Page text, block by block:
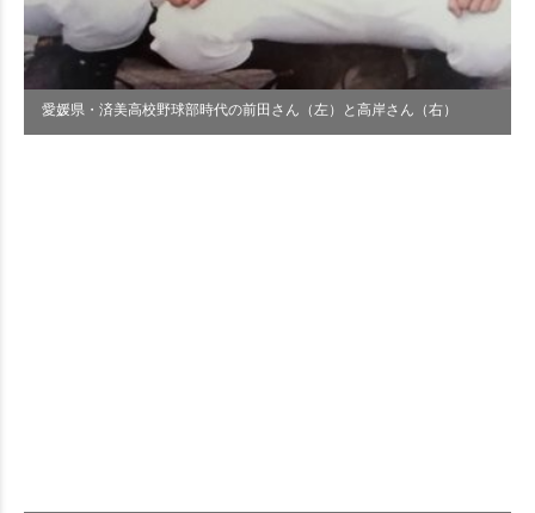
愛媛県・済美高校野球部時代の前田さん（左）と高岸さん（右）